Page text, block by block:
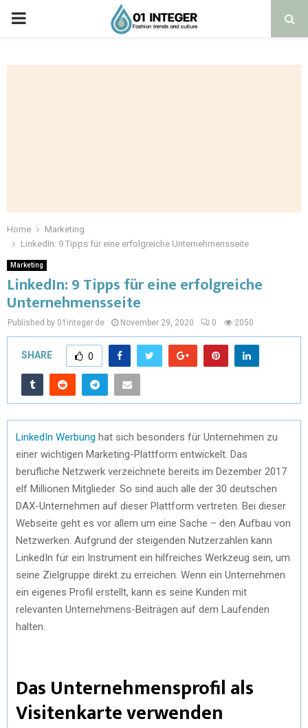
Home
Marketing
LinkedIn: 9 Tipps für eine erfolgreiche Unternehmensseite
Marketing
LinkedIn: 9 Tipps für eine erfolgreiche
Unternehmensseite
Published by 01integer.de November 29, 2020 0 2050
SHARE 0
LinkedIn Werbung hat sich besonders für Unternehmen zu
einer wichtigen Marketing-Plattform entwickelt. Das
berufliche Netzwerk verzeichnete bereits im Dezember 2017
elf Millionen Mitglieder. So sind auch alle der 30 deutschen
DAX-Unternehmen auf dieser Plattform vertreten. Bei dieser
Webseite geht es vor allem um eine Sache – den Aufbau von
Netzwerken. Aufgrund der steigenden Nutzerzahlen kann
LinkedIn für ein Instrument ein hilfreiches Werkzeug sein, um
seine Zielgruppe direkt zu erreichen. Wenn ein Unternehmen
ein eigenes Profil erstellt, kann es seine Kunden mit
relevanten Unternehmens-Beiträgen auf dem Laufenden
halten.
Das Unternehmensprofil als
Visitenkarte verwenden